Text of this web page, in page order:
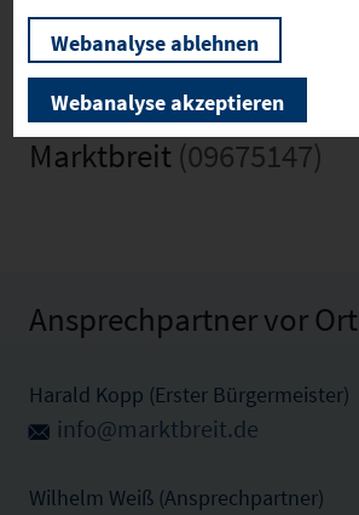
Marktbreit (09675147)
Ansprechpartner vor Ort
Harald Kopp (Erster Bürgermeister)
info@marktbreit.de
Wilhelm Weiß (Ansprechpartner)
Webanalyse ablehnen
Webanalyse akzeptieren